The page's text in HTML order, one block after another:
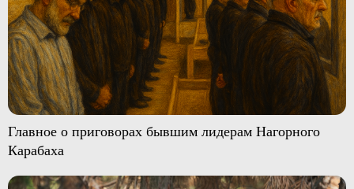
Главное о приговорах бывшим лидерам Нагорного
Карабаха